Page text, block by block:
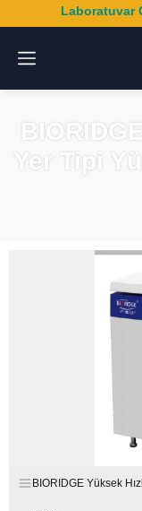
Laboratuvar
Yer Tipi
BIORIDGE Yüksek